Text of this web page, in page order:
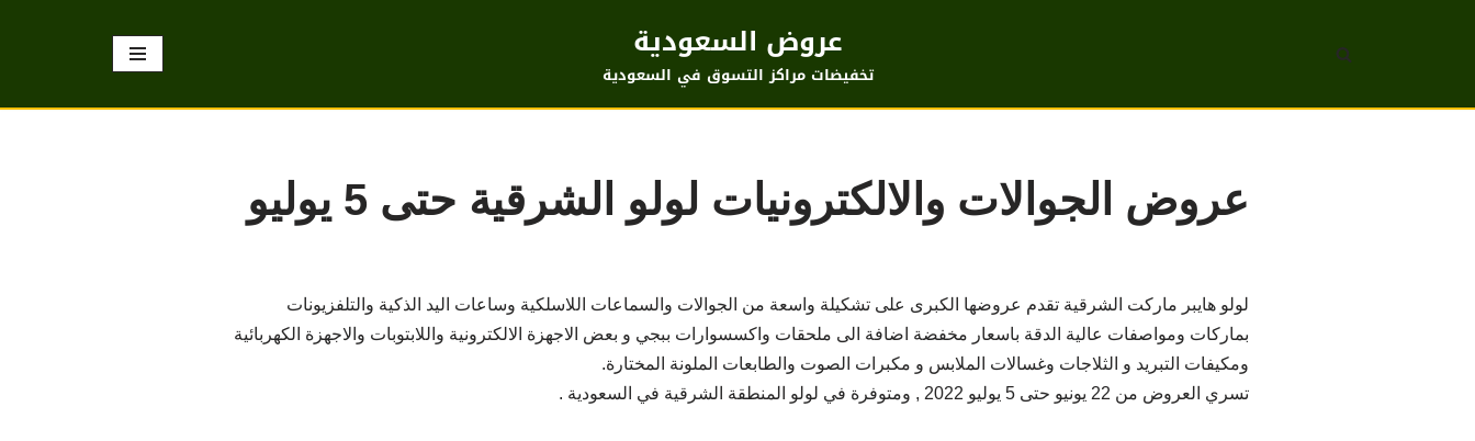
عروض السعودية
تخفيضات مراكز التسوق في السعودية
عروض الجوالات والالكترونيات لولو الشرقية حتى 5 يوليو
لولو هايبر ماركت الشرقية تقدم عروضها الكبرى على تشكيلة واسعة من الجوالات والسماعات اللاسلكية وساعات اليد الذكية والتلفزيونات
بماركات ومواصفات عالية الدقة باسعار مخفضة اضافة الى ملحقات واكسسوارات ببجي و بعض الاجهزة الالكترونية واللابتوبات والاجهزة الكهربائية
ومكيفات التبريد و الثلاجات وغسالات الملابس و مكبرات الصوت والطابعات الملونة المختارة.
تسري العروض من 22 يونيو حتى 5 يوليو 2022 , ومتوفرة في لولو المنطقة الشرقية في السعودية .